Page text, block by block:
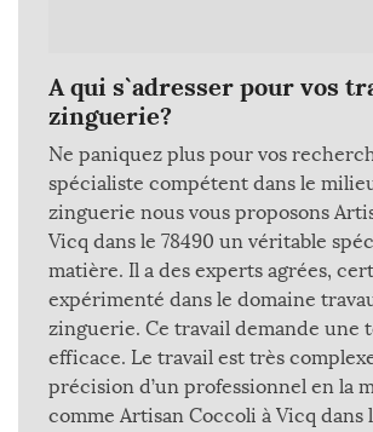
A qui s`adresser pour vos
zinguerie?
Ne paniquez plus pour vos
spécialiste compétent dans le
zinguerie nous vous proposons
Vicq dans le 78490 un véritable
matière. Il a des experts agrées,
expérimenté dans le domaine
zinguerie. Ce travail demande une
efficace. Le travail est très
précision d’un professionnel en la
comme Artisan Coccoli à Vicq dans